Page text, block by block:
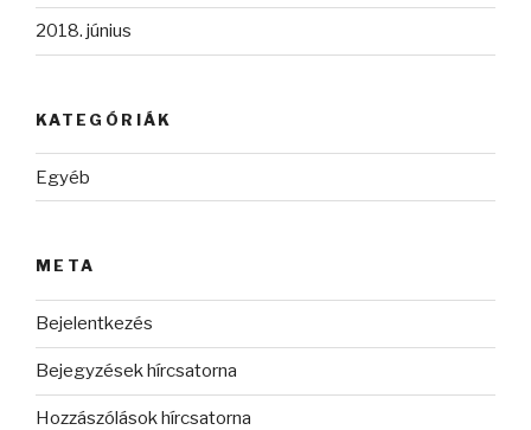
2018. június
KATEGÓRIÁK
Egyéb
META
Bejelentkezés
Bejegyzések hírcsatorna
Hozzászólások hírcsatorna